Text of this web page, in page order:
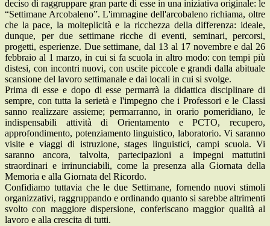
deciso di raggruppare gran parte di esse in una iniziativa originale: le
“Settimane Arcobaleno”. L'immagine dell'arcobaleno richiama, oltre
che la pace, la molteplicità e la ricchezza della differenza: ideale,
dunque, per due settimane ricche di eventi, seminari, percorsi,
progetti, esperienze. Due settimane, dal 13 al 17 novembre e dal 26
febbraio al 1 marzo, in cui si fa scuola in altro modo: con tempi più
distesi, con incontri nuovi, con uscite piccole e grandi dalla abituale
scansione del lavoro settimanale e dai locali in cui si svolge.
Prima di esse e dopo di esse permarrà la didattica disciplinare di
sempre, con tutta la serietà e l'impegno che i Professori e le Classi
sanno realizzare assieme; permarranno, in orario pomeridiano, le
indispensabili attività di Orientamento e PCTO, recupero,
approfondimento, potenziamento linguistico, laboratorio. Vi saranno
visite e viaggi di istruzione, stages linguistici, campi scuola. Vi
saranno ancora, talvolta, partecipazioni a impegni mattutini
straordinari e irrinunciabili, come la presenza alla Giornata della
Memoria e alla Giornata del Ricordo.
Confidiamo tuttavia che le due Settimane, fornendo nuovi stimoli
organizzativi, raggruppando e ordinando quanto si sarebbe altrimenti
svolto con maggiore dispersione, conferiscano maggior qualità al
lavoro e alla crescita di tutti.